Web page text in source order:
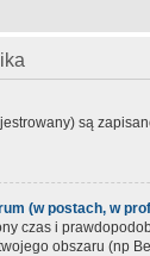
są
(w postach, w
czas i
obszaru (np